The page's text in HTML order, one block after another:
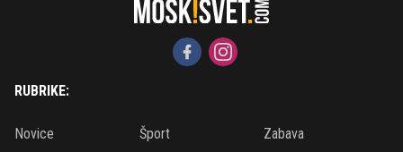
RUBRIKE:
Novice Šport
Zabava